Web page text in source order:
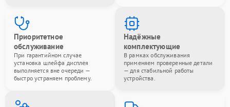
Приоритетное
обслуживание
При гарантийном случае
установка шлейфа дисплея
выполняется вне очереди —
быстро устраняем проблему.
Надёжные
комплектующие
В рамках обслуживания
применяем проверенные детали
— для стабильной работы
устройства.